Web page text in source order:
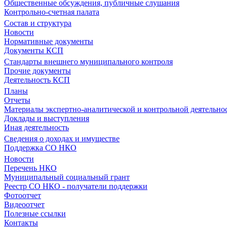
Общественные обсуждения, публичные слушания
Контрольно-счетная палата
Состав и структура
Новости
Нормативные документы
Документы КСП
Стандарты внешнего муниципального контроля
Прочие документы
Деятельность КСП
Планы
Отчеты
Материалы экспертно-аналитической и контрольной
Доклады и выступления
Иная деятельность
Сведения о доходах и имуществе
Поддержка СО НКО
Новости
Перечень НКО
Муниципальный социальный грант
Реестр СО НКО - получатели поддержки
Фотоотчет
Видеоотчет
Полезные ссылки
Контакты